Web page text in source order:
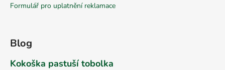
Formulář pro uplatnění reklamace
Blog
Kokoška pastuší tobolka